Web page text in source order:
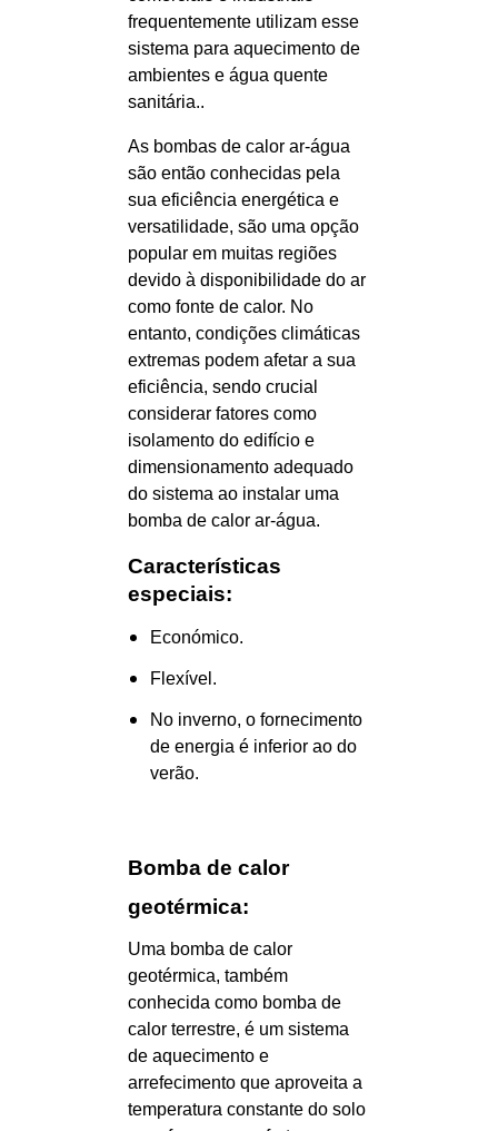
frequentemente utilizam esse
sistema para aquecimento de
ambientes e água quente
sanitária..
As bombas de calor ar-água
são então conhecidas pela
sua eficiência energética e
versatilidade, são uma opção
popular em muitas regiões
devido à disponibilidade do ar
como fonte de calor. No
entanto, condições climáticas
extremas podem afetar a sua
eficiência, sendo crucial
considerar fatores como
isolamento do edifício e
dimensionamento adequado
do sistema ao instalar uma
bomba de calor ar-água.
Características
especiais:
Económico.
Flexível.
No inverno, o fornecimento
de energia é inferior ao do
verão.
Bomba de calor
geotérmica:
Uma bomba de calor
geotérmica, também
conhecida como bomba de
calor terrestre, é um sistema
de aquecimento e
arrefecimento que aproveita a
temperatura constante do solo